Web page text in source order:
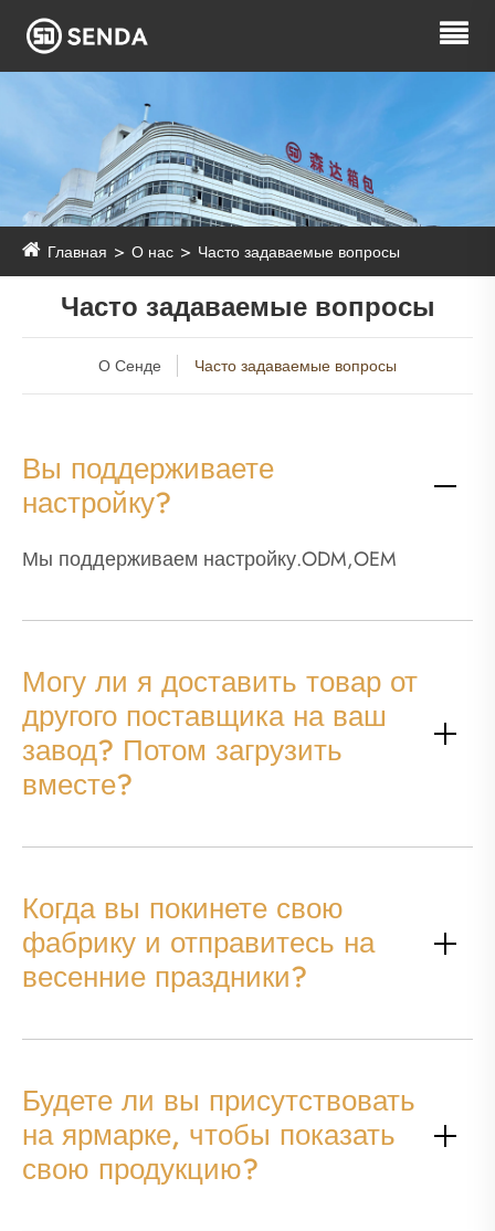
Главная О нас Часто задаваемые вопросы
Часто задаваемые вопросы
О Сенде Часто задаваемые вопросы
Вы поддерживаете
настройку?
Мы поддерживаем настройку.ODM,OEM
Могу ли я доставить товар от
другого поставщика на ваш
завод? Потом загрузить
вместе?
Когда вы покинете свою
фабрику и отправитесь на
весенние праздники?
Будете ли вы присутствовать
на ярмарке, чтобы показать
свою продукцию?